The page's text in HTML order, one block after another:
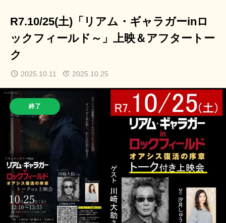
R7.10/25(土)「リアム・ギャラガーinロ
ックフィールド～」上映＆アフタートー
ク
2025.10.11 2025.10.25
終了